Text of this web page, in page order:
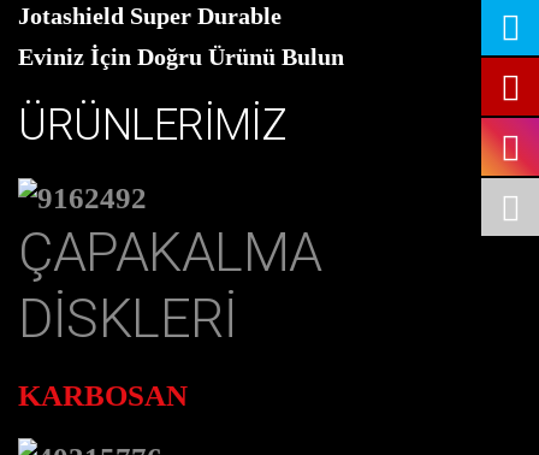
Jotashield Super Durable
Eviniz İçin Doğru Ürünü Bulun
ÜRÜNLERİMİZ
ÇAPAKALMA
DISKLERI
KARBOSAN